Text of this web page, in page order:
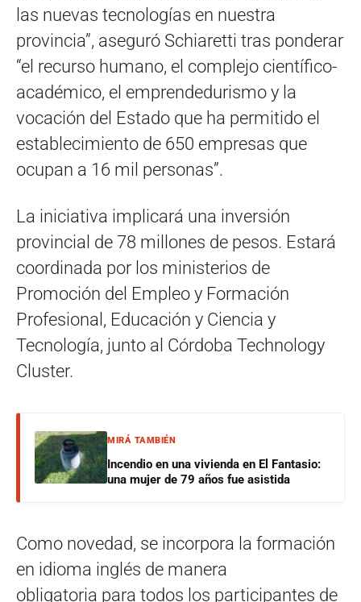
las nuevas tecnologías en nuestra
provincia”, aseguró Schiaretti tras ponderar
“el recurso humano, el complejo científico-
académico, el emprendedurismo y la
vocación del Estado que ha permitido el
establecimiento de 650 empresas que
ocupan a 16 mil personas”.
La iniciativa implicará una inversión
provincial de 78 millones de pesos. Estará
coordinada por los ministerios de
Promoción del Empleo y Formación
Profesional, Educación y Ciencia y
Tecnología, junto al Córdoba Technology
Cluster.
MIRÁ TAMBIÉN
Incendio en una vivienda en El Fantasio:
una mujer de 79 años fue asistida
Como novedad, se incorpora la formación
en idioma inglés de manera
obligatoria para todos los participantes de